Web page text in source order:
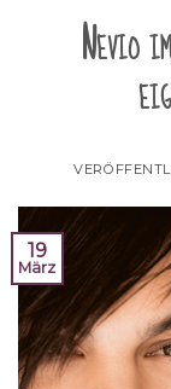
Nevio
19
März